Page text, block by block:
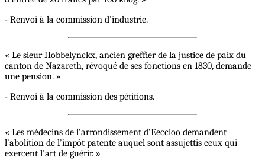
- Renvoi à la commission d’industrie.
« Le sieur Hobbelynckx, ancien greffier de la justice de paix du
canton de Nazareth, révoqué de ses fonctions en 1830, demande
une pension. »
- Renvoi à la commission des pétitions.
« Les médecins de l’arrondissement d’Eeccloo demandent
l’abolition de l’impôt patente auquel sont assujettis ceux qui
exercent l’art de guérir. »